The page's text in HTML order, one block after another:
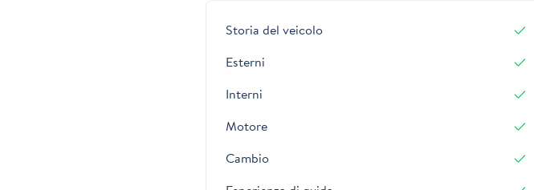
Storia del veicolo
Esterni
Interni
Motore
Cambio